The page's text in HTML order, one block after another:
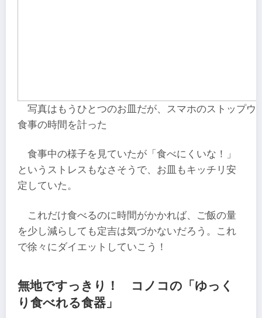
写真はもうひとつのお皿だが、スマホのストップウ
食事の時間を計った
食事中の様子を見ていたが「食べにくいな！」
というストレスもなさそうで、お皿もキッチリ安
定していた。
これだけ食べるのに時間がかかれば、ご飯の量
を少し減らしても定吉は気づかないだろう。これ
で徐々にダイエットしていこう！
無地ですっきり！ コノコの「ゆっく
り食べれる食器」